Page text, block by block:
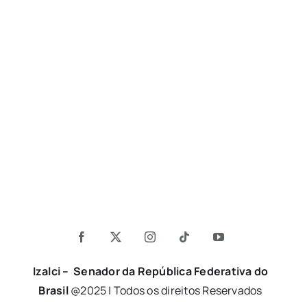
Izalci – Senador da República Federativa do
Brasil@2025 | Todos os direitos Reservados